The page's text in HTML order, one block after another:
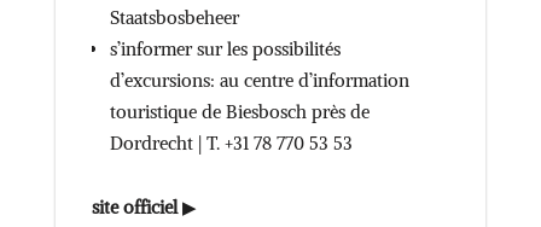
Staatsbosbeheer
s’informer sur les possibilités
d’excursions: au centre d’information
touristique de Biesbosch près de
Dordrecht | T. +31 78 770 53 53
site officiel▶